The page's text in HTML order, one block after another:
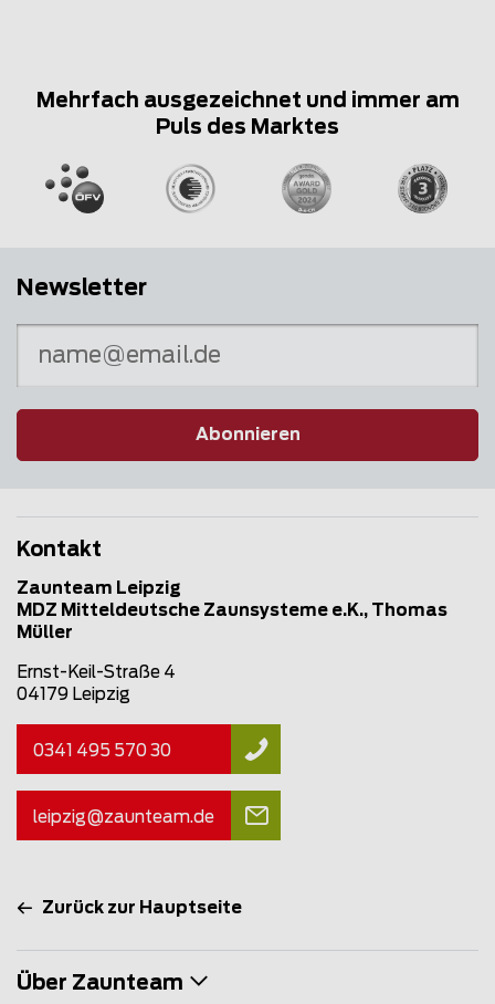
Mehrfach ausgezeichnet und immer am
Puls des Marktes
Newsletter
Abonnieren
Kontakt
Zaunteam Leipzig
MDZ Mitteldeutsche Zaunsysteme e.K., Thomas
Müller
Ernst-Keil-Straße 4
04179 Leipzig
0341 495 570 30
leipzig@zaunteam.de
Zurück zur Hauptseite
Über Zaunteam